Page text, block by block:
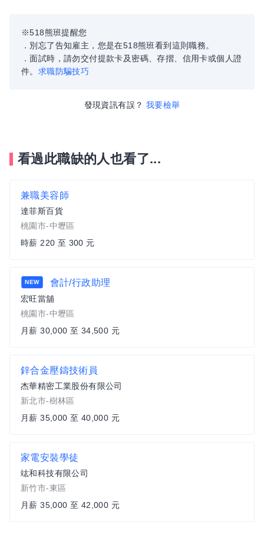
※518熊班提醒您
．別忘了告知雇主，您是在518熊班看到這則職務。
．面試時，請勿交付提款卡及密碼、存摺、信用卡或個人證
件。 求職防騙技巧
發現資訊有誤？ 我要檢舉
看過此職缺的人也看了...
兼職美容師
達菲斯百貨
桃園市-中壢區
時薪 220 至 300 元
NEW 會計/行政助理
宏旺當舖
桃園市-中壢區
月薪 30,000 至 34,500 元
鋅合金壓鑄技術員
杰華精密工業股份有限公司
新北市-樹林區
月薪 35,000 至 40,000 元
家電安裝學徒
竑和科技有限公司
新竹市-東區
月薪 35,000 至 42,000 元